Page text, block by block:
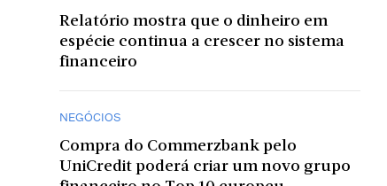
Relatório mostra que o dinheiro em
espécie continua a crescer no sistema
financeiro
NEGÓCIOS
Compra do Commerzbank pelo
UniCredit poderá criar um novo grupo